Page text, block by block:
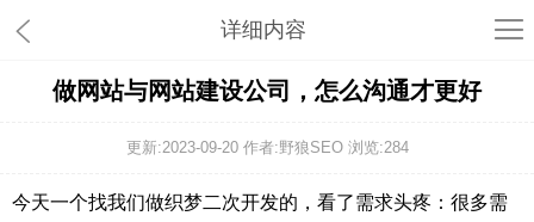
详细内容
做网站与网站建设公司，怎么沟通才更好
更新:2023-09-20 作者:野狼SEO 浏览:284
今天一个找我们做织梦二次开发的，看了需求头疼：很多需